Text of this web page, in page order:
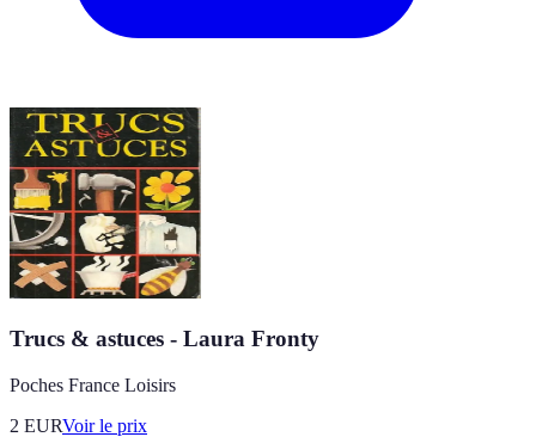
Trucs & astuces - Laura Fronty
Poches France Loisirs
2 EURVoir le prix